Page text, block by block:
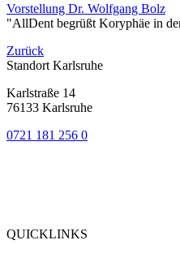
Vorstellung Dr. Wolfgang Bolz
"AllDent begrüßt Koryphäe in
Zurück
Standort Karlsruhe
Karlstraße 14
76133 Karlsruhe
0721 181 256 0
QUICKLINKS